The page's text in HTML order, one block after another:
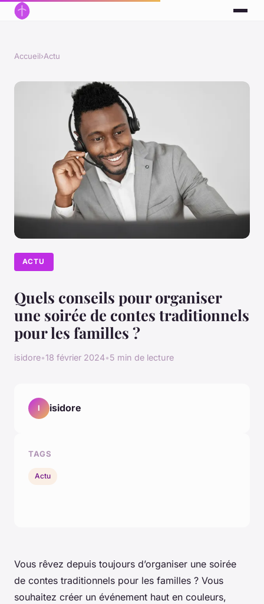
Accueil›Actu
ACTU
Quels conseils pour organiser
une soirée de contes traditionnels
pour les familles ?
isidore•18 février 2024•5 min de lecture
Vous rêvez depuis toujours d’organiser une soirée
de contes traditionnels pour les familles ? Vous
souhaitez créer un événement haut en couleurs,
I isidore
TAGS
Actu